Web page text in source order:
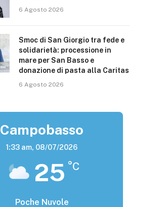
6 Agosto 2026
Smoc di San Giorgio tra fede e
solidarietà: processione in
mare per San Basso e
donazione di pasta alla Caritas
6 Agosto 2026
Campobasso
1:33 am, 08/07/2026
25 °C
Poche Nuvole